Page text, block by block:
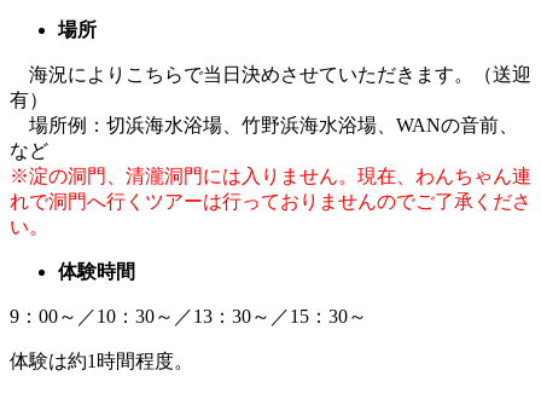
場所
海況によりこちらで当日決めさせていただきます。（送迎
有）
場所例：切浜海水浴場、竹野浜海水浴場、WANの音前、
など
※淀の洞門、清瀧洞門には入りません。現在、わんちゃん連
れで洞門へ行くツアーは行っておりませんのでご了承くださ
い。
体験時間
9：00～／10：30～／13：30～／15：30～
体験は約1時間程度。